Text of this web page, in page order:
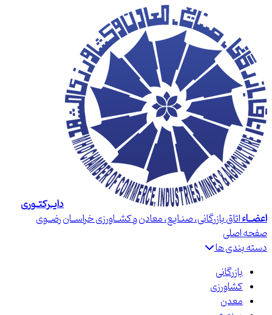
دایــرکتــوری
اعضــاءاتاق بازرگانی، صنـایع، معادن و کشــاورزی خراســان رضــوی
صفحه اصلی
دسته بندی ها
بازرگانی
کشاورزی
معدن